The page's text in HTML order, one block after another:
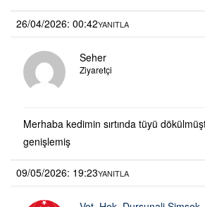
26/04/2026: 00:42YANITLA
Seher
Ziyaretçi
Merhaba kedimin sırtında tüyü
genişlemiş
09/05/2026: 19:23YANITLA